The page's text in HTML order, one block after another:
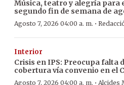
Música, teatro y alegría para
segundo fin de semana de
Agosto 7, 2026 04:00 a. m. ·
Interior
Crisis en IPS: Preocupa falta
cobertura vía convenio en el
Agosto 7, 2026 04:00 a. m. Alcides